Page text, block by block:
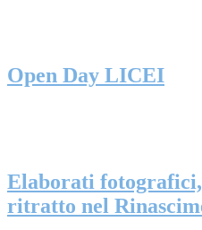
Open Day LICEI
Elaborati
ritratto nel